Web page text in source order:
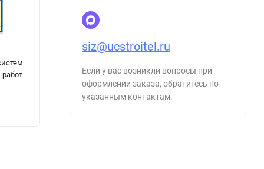
холодильником
siz@ucstroitel.ru
Если у вас возникли вопросы при
оформлении заказа, обратитесь по
указанным контактам.